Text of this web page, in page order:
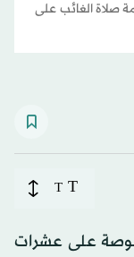
صلاة الغائب على
T
T
على عشرات